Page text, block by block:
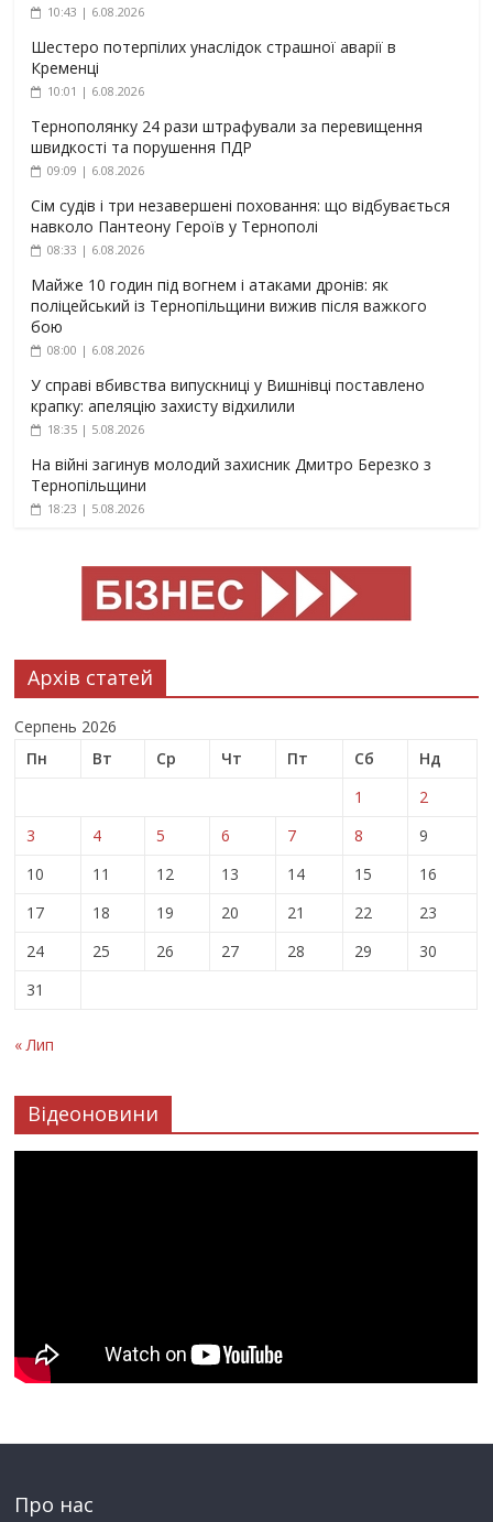
10:43 | 6.08.2026
Шестеро потерпілих унаслідок страшної аварії в
Кременці
10:01 | 6.08.2026
Тернополянку 24 рази штрафували за перевищення
швидкості та порушення ПДР
09:09 | 6.08.2026
Сім судів і три незавершені поховання: що відбувається
навколо Пантеону Героїв у Тернополі
08:33 | 6.08.2026
Майже 10 годин під вогнем і атаками дронів: як
поліцейський із Тернопільщини вижив після важкого
бою
08:00 | 6.08.2026
У справі вбивства випускниці у Вишнівці поставлено
крапку: апеляцію захисту відхилили
18:35 | 5.08.2026
На війні загинув молодий захисник Дмитро Березко з
Тернопільщини
18:23 | 5.08.2026
Архів статей
Серпень 2026
Пн
Вт Ср Чт Пт Сб
Нд
1
2
3
4 5 6 7 8
9
10
11 12 13 14 15
16
17
18 19 20 21 22
23
24
25 26 27 28 29
30
31
« Лип
Відеоновини
Про нас